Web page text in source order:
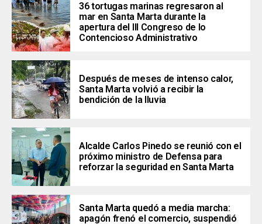
36 tortugas marinas regresaron al
mar en Santa Marta durante la
apertura del III Congreso de lo
Contencioso Administrativo
Después de meses de intenso calor,
Santa Marta volvió a recibir la
bendición de la lluvia
Alcalde Carlos Pinedo se reunió con el
próximo ministro de Defensa para
reforzar la seguridad en Santa Marta
Santa Marta quedó a media marcha:
apagón frenó el comercio, suspendió